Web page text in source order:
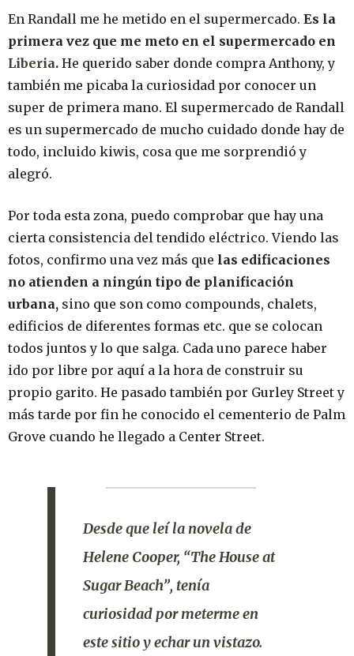
En Randall me he metido en el supermercado. Es la
primera vez que me meto en el supermercado en
Liberia. He querido saber donde compra Anthony, y
también me picaba la curiosidad por conocer un
super de primera mano. El supermercado de Randall
es un supermercado de mucho cuidado donde hay de
todo, incluido kiwis, cosa que me sorprendió y
alegró.
Por toda esta zona, puedo comprobar que hay una
cierta consistencia del tendido eléctrico. Viendo las
fotos, confirmo una vez más que las edificaciones
no atienden a ningún tipo de planificación
urbana, sino que son como compounds, chalets,
edificios de diferentes formas etc. que se colocan
todos juntos y lo que salga. Cada uno parece haber
ido por libre por aquí a la hora de construir su
propio garito. He pasado también por Gurley Street y
más tarde por fin he conocido el cementerio de Palm
Grove cuando he llegado a Center Street.
Desde que leí la novela de
Helene Cooper, “The House at
Sugar Beach”, tenía
curiosidad por meterme en
este sitio y echar un vistazo.